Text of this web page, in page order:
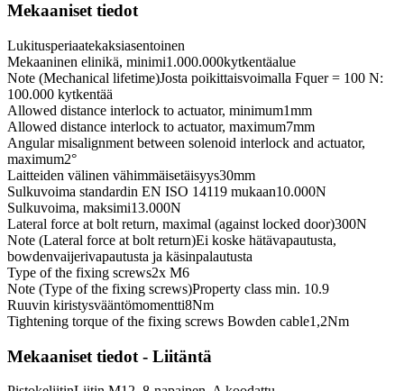
Mekaaniset tiedot
Lukitusperiaatekaksiasentoinen
Mekaaninen elinikä, minimi1.000.000kytkentäalue
Note (Mechanical lifetime)Josta poikittaisvoimalla Fquer = 100 N:
100.000 kytkentää
Allowed distance interlock to actuator, minimum1mm
Allowed distance interlock to actuator, maximum7mm
Angular misalignment between solenoid interlock and actuator,
maximum2°
Laitteiden välinen vähimmäisetäisyys30mm
Sulkuvoima standardin EN ISO 14119 mukaan10.000N
Sulkuvoima, maksimi13.000N
Lateral force at bolt return, maximal (against locked door)300N
Note (Lateral force at bolt return)Ei koske hätävapautusta,
bowdenvaijerivapautusta ja käsinpalautusta
Type of the fixing screws2x M6
Note (Type of the fixing screws)Property class min. 10.9
Ruuvin kiristysvääntömomentti8Nm
Tightening torque of the fixing screws Bowden cable1,2Nm
Mekaaniset tiedot - Liitäntä